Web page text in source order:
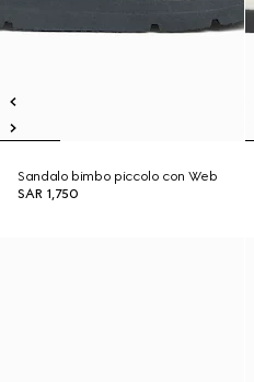
Sandalo bimbo piccolo con Web
SAR 1,750